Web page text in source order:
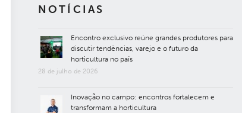
NOTÍCIAS
Encontro exclusivo reúne grandes produtores para
discutir tendências, varejo e o futuro da
horticultura no país
28 de julho de 2026
Inovação no campo: encontros fortalecem e
transformam a horticultura